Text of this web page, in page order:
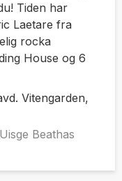
Tiden har
Laetare fra
rocka
House og 6
Vitengarden,
Beathas